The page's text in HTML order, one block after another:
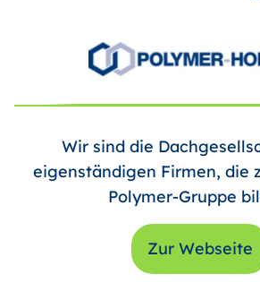
Wir sind die
eigenständigen Firmen, die
Polymer-Gruppe
Zur Webseite